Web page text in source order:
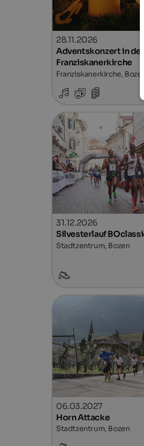
28.11.2026
Adventskonzert in der
Franziskanerkirche
Franziskanerkirche, Bozen
31.12.2026
Silvesterlauf
Stadtzentrum, Bozen
06.03.2027
Horn Attacke
Stadtzentrum, Bozen